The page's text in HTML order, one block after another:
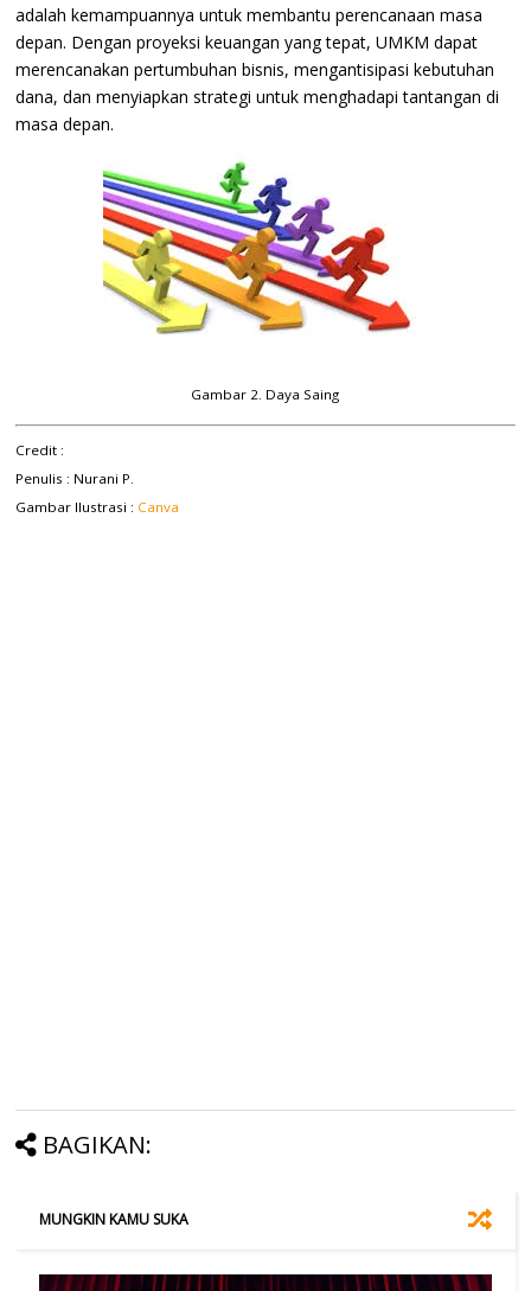
adalah kemampuannya untuk membantu perencanaan masa
depan. Dengan proyeksi keuangan yang tepat, UMKM dapat
merencanakan pertumbuhan bisnis, mengantisipasi kebutuhan
dana, dan menyiapkan strategi untuk menghadapi tantangan di
masa depan.
Gambar 2. Daya Saing
Credit :
Penulis : Nurani P.
Gambar Ilustrasi : Canva
BAGIKAN:
MUNGKIN KAMU SUKA